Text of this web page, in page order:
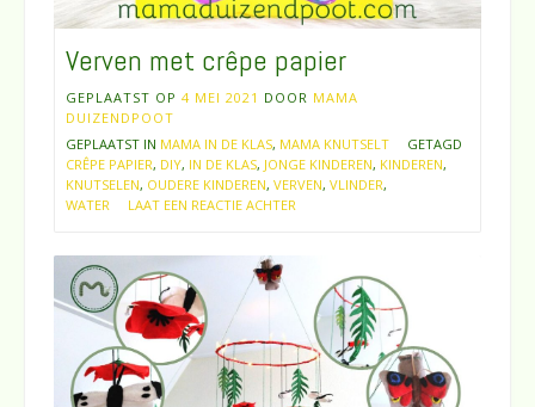
Verven met crêpe papier
GEPLAATST OP 4 MEI 2021 DOOR MAMA
DUIZENDPOOT
GEPLAATST IN MAMA IN DE KLAS, MAMA KNUTSELT
GETAGD
CRÊPE PAPIER, DIY, IN DE KLAS, JONGE KINDEREN, KINDEREN,
KNUTSELEN, OUDERE KINDEREN, VERVEN, VLINDER,
WATER
LAAT EEN REACTIE ACHTER